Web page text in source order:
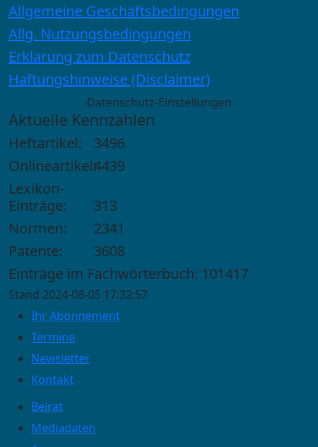
Allgemeine Geschäftsbedingungen
Allg. Nutzungsbedingungen
Erklärung zum Datenschutz
Haftungshinweise (Disclaimer)
Datenschutz-Einstellungen
Aktuelle Kennzahlen
Heftartikel:
3496
Onlineartikel:4439
Lexikon-
Einträge:
313
Normen:
2341
Patente:
3608
Einträge im Fachwörterbuch: 101417
Stand 2024-08-05 17:32:57
Ihr Abonnement
Termine
Newsletter
Kontakt
Beirat
Mediadaten